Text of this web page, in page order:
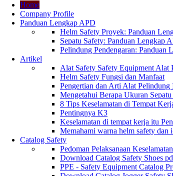
Home
Company Profile
Panduan Lengkap APD
Helm Safety Proyek: Panduan
Sepatu Safety: Panduan Lengkap
Pelindung Pendengaran:
Artikel
Alat Safety Safety Equipment
Helm Safety Fungsi dan Manfaat
Pengertian dan Arti Alat
Mengetahui Berapa Ukuran
8 Tips Keselamatan di Tempat
Pentingnya K3
Keselamatan di tempat kerja itu
Memahami warna helm safety dan
Catalog Safety
Pedoman Pelaksanaan
Download Catalog Safety Shoes
PPE - Safety Equipment Catalog